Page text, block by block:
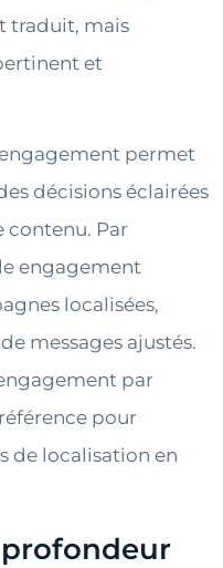
traduit, mais
et
permet
décisions éclairées
contenu. Par
engagement
localisées,
messages ajustés.
par
pour
de localisation en
profondeur